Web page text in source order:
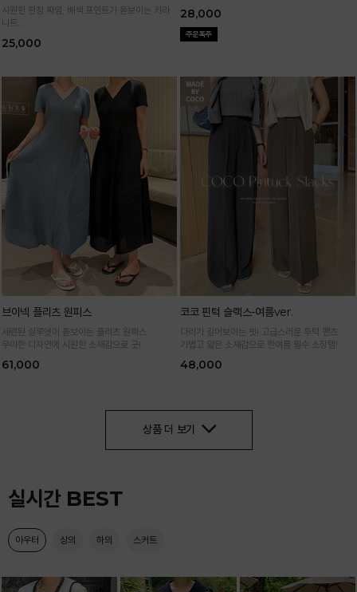
시원한 펀칭 짜임, 배색 포인트가 돋보이는 카라
니트
하게 입어요
25,000
28,000
브이넥 플리츠 원피스
세련된 실루엣이 돋보이는 플리츠 원피스
우아한 디자인에 시원한 소재감으로 굿!
61,000
코코 핀턱 슬랙스-여름ver.
다리가 길어보이는 핏! 고급스러운 투턱 팬츠
가볍고 얇은 소재감으로 한여름 필수 소장템!
48,000
상품 더 보기
실시간 BEST
아우터 상의 하의 스커트